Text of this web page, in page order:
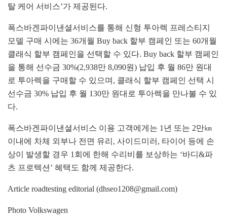
탈 케어 서비스’가 제공된다.
폭스바겐파이낸셜서비스를 통해 신형 투아렉 프레스티지
모델 구매 시에는 36개월 Buy back 할부 캠페인 또는 60개월
클래식 할부 캠페인을 선택할 수 있다. Buy back 할부 캠페인
을 통해 선수금 30%(2,938만 8,090원) 납입 후 월 86만 원대
로 투아렉을 구매할 수 있으며, 클래식 할부 캠페인 선택 시
선수금 30% 납입 후 월 130만 원대로 투아렉을 만나볼 수 있
다.
폭스바겐파이낸셜서비스 이용 고객에게는 1년 또는 2만㎞
이내에 차체 외부나 전면 유리, 사이드미러, 타이어 등에 손
상이 발생할 경우 1회에 한해 수리비를 보상하는 ‘바디&파
츠 프로텍션’ 혜택도 함께 제공한다.
Article roadtesting editorial (dhseo1208@gmail.com)
Photo Volkswagen